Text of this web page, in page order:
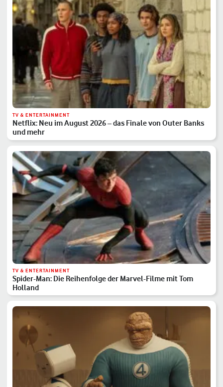
TV & ENTERTAINMENT
Netflix: Neu im August 2026 – das Finale von Outer Banks
und mehr
TV & ENTERTAINMENT
Spider-Man: Die Reihenfolge der Marvel-Filme mit Tom
Holland